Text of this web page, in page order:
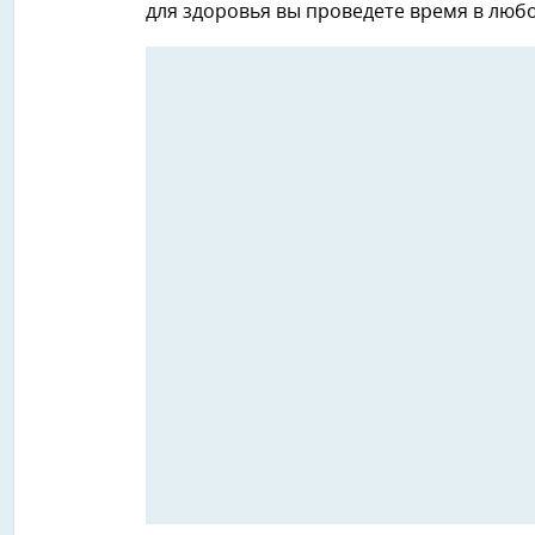
для здоровья вы проведете время в